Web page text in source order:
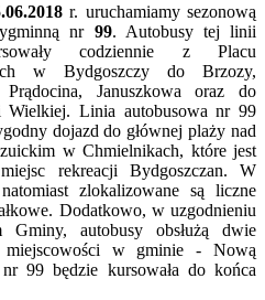
r. uruchamiamy sezonową
nr 99. Autobusy tej linii
codziennie z Placu
w Bydgoszczy do Brzozy,
Prądocina, Januszkowa oraz do
Wielkiej. Linia autobusowa nr 99
dojazd do głównej plaży nad
w Chmielnikach, które jest
rekreacji Bydgoszczan. W
zlokalizowane są liczne
Dodatkowo, w uzgodnieniu
Gminy, autobusy obsłużą dwie
miejscowości w gminie - Nową
99 będzie kursowała do końca